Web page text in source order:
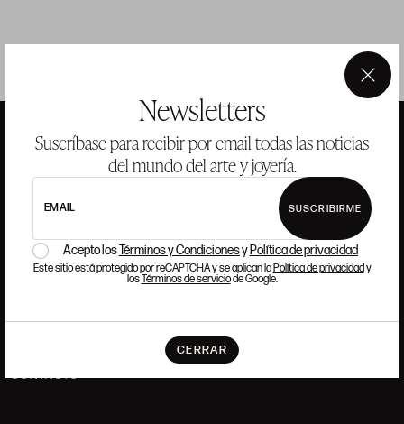
Newsletters
Suscríbase para recibir por email todas las noticias
del mundo del arte y joyería.
EMAIL SUSCRIBIRME
Acepto losTérminos y Condicionesy Política de privacidad
Este sitio está protegido por reCAPTCHA y se aplican laPolítica de privacidady
losTérminos de serviciode Google.
CERRAR
×
ANSORENA
EQUIPO
SUBASTAS
VALORACIONES
PREGUNTAS FRECUENTES
CONTACTO